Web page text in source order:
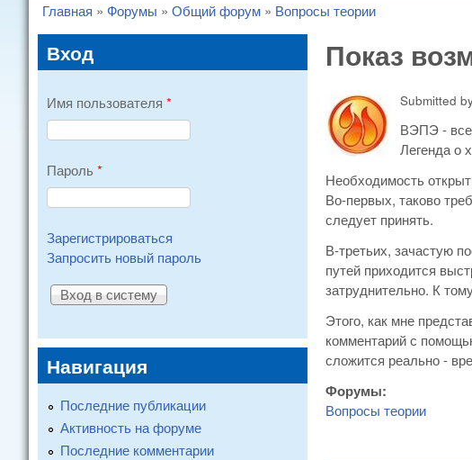
You are here
Главная » Форумы » Общий форум » Вопросы теории
Показ
Submitted
ВЭПЭ -
Легенда о
Необходимость
Во-первых, таково
следует принять.
В-третьих, зачастую
путей приходится
затруднительно. К
Этого, как мне
комментарий с
сложится реально -
Форумы:
Вопросы теории
Вход
Имя пользователя *
Пароль *
Зарегистрироваться
Запросить новый пароль
Навигация
Последние публикации
Активность на форуме
Последние комментарии